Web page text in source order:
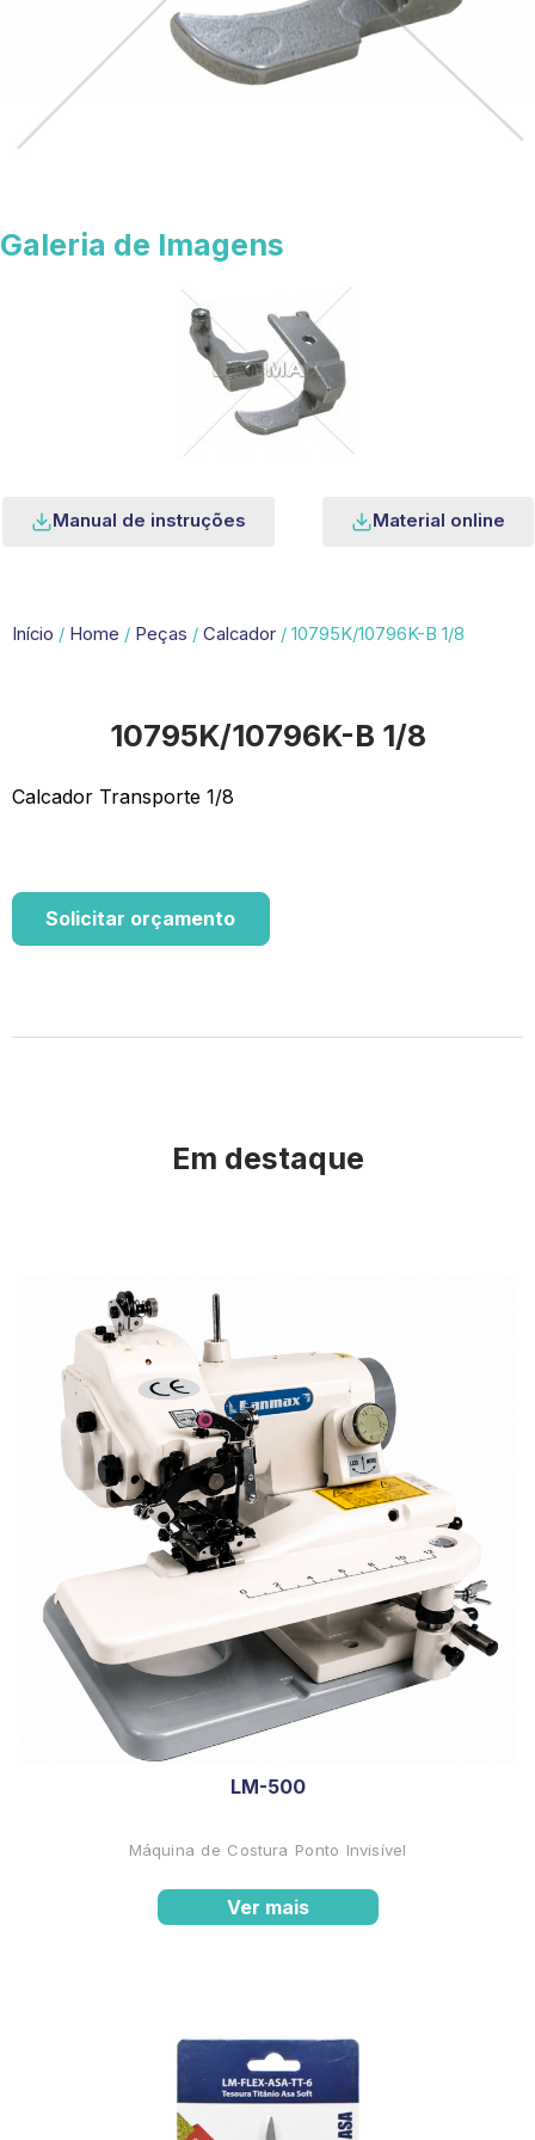
Galeria de Imagens
Manual de instruções Material online
Início / Home / Peças / Calcador / 10795K/10796K-B 1/8
10795K/10796K-B 1/8
Calcador Transporte 1/8
Solicitar orçamento
Em destaque
LM-500
Máquina de Costura Ponto Invisível
Ver mais